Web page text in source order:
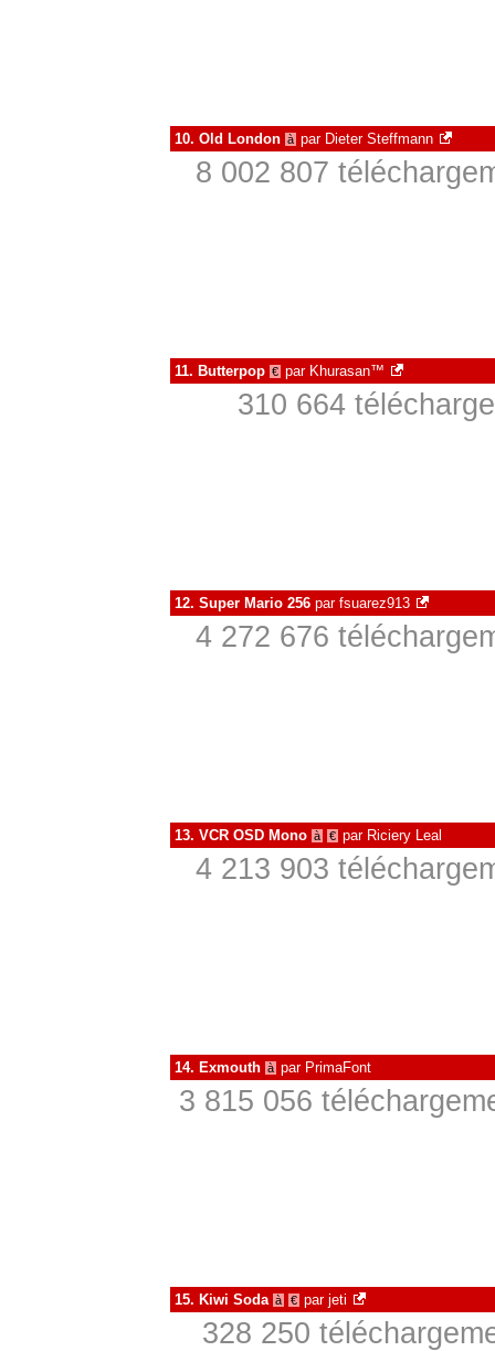
10. Old London à par Dieter Steffmann
8 002 807
11. Butterpop € par Khurasan™
310 664
12. Super Mario 256 par fsuarez913
4 272 676
13. VCR OSD Mono à € par Riciery Leal
4 213 903
14. Exmouth à par PrimaFont
3 815 056
15. Kiwi Soda à € par jeti
328 250